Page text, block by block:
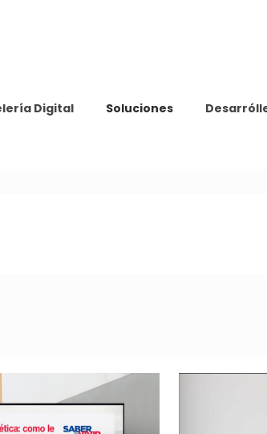
Digital Soluciones